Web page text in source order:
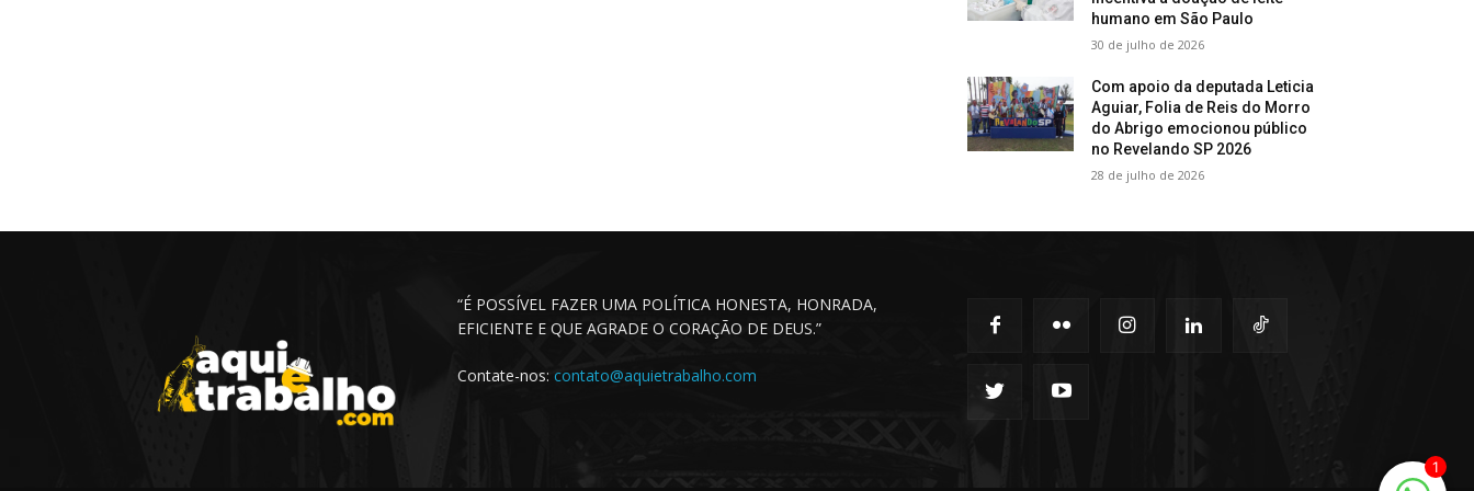
humano em São Paulo
30 de julho de 2026
Com apoio da deputada Leticia
Aguiar, Folia de Reis do Morro
do Abrigo emocionou público
no Revelando SP 2026
28 de julho de 2026
“É POSSÍVEL FAZER UMA POLÍTICA HONESTA, HONRADA,
EFICIENTE E QUE AGRADE O CORAÇÃO DE DEUS.”
Contate-nos: contato@aquietrabalho.com
1